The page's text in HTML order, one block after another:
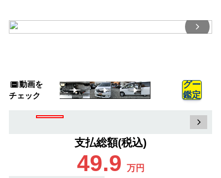
動画を
チェック
グー
鑑定
支払総額(税込)
49.9 万円